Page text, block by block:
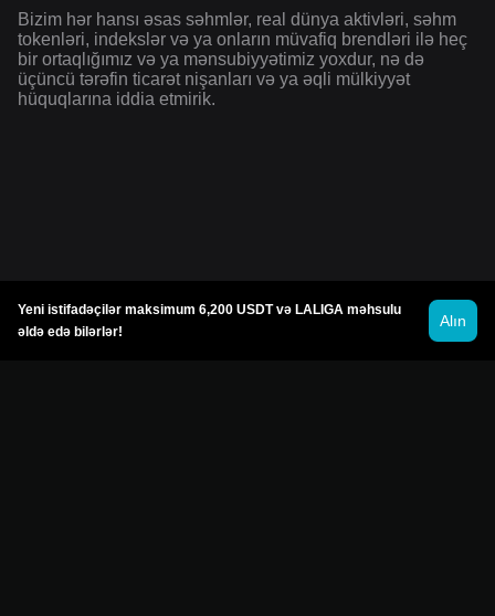
Bizim hər hansı əsas səhmlər, real dünya aktivləri, səhm
tokenləri, indekslər və ya onların müvafiq brendləri ilə heç
bir ortaqlığımız və ya mənsubiyyətimiz yoxdur, nə də
üçüncü tərəfin ticarət nişanları və ya əqli mülkiyyət
hüquqlarına iddia etmirik.
Yeni istifadəçilər maksimum 6,200 USDT və LALIGA məhsulu
əldə edə bilərlər!
Alın